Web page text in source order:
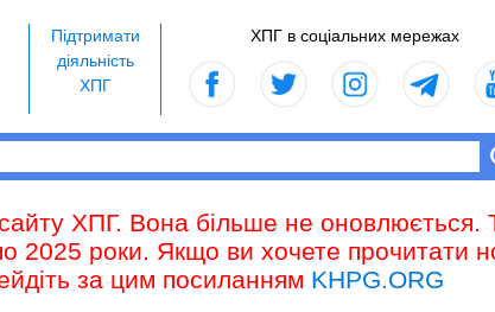
ХПГ в соціальних мережах
Підтримати
діяльність
ХПГ
ХПГ. Вона більше не оновлюється.
по 2025 роки. Якщо ви хочете прочитати
за цим посиланням KHPG.ORG